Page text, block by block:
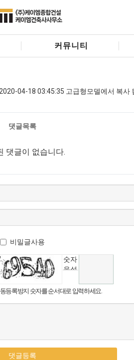
커뮤니티
04-18 03:45:35 고급형모델에서 복사
댓글목록
댓글이 없습니다.
비밀글사용
숫자
음성
등록방지 숫자를 순서대로 입력하세요.
댓글등록